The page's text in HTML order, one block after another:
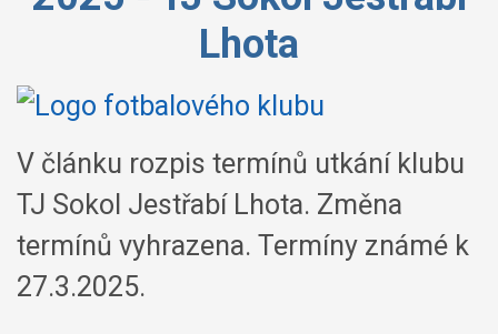
Lhota
V článku rozpis termínů utkání klubu
TJ Sokol Jestřabí Lhota. Změna
termínů vyhrazena. Termíny známé k
27.3.2025.